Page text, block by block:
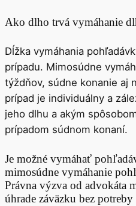
Ako dlho trvá vymáhanie
Dĺžka vymáhania
prípadu. Mimosúdne
týždňov, súdne konanie aj
prípad je individuálny a
jeho dlhu a akým
prípadom súdnom konaní.
Je možné vymáhať
mimosúdne vymáhanie
Právna výzva od advokáta
úhrade záväzku bez